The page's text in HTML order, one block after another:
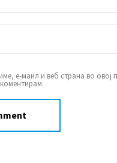
е-маил и веб страна во овој